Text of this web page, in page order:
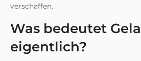
verschaffen.
Was bedeutet
eigentlich?